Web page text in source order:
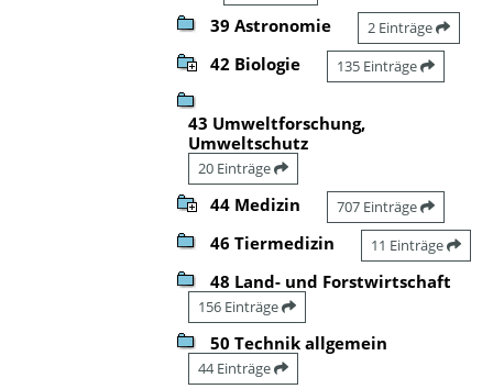
39 Astronomie 2 Einträge
42 Biologie 135 Einträge
43 Umweltforschung,
Umweltschutz
20 Einträge
44 Medizin 707 Einträge
46 Tiermedizin 11 Einträge
48 Land- und Forstwirtschaft
156 Einträge
50 Technik allgemein
44 Einträge